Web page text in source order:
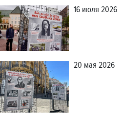
16 июля 2026
20 мая 2026